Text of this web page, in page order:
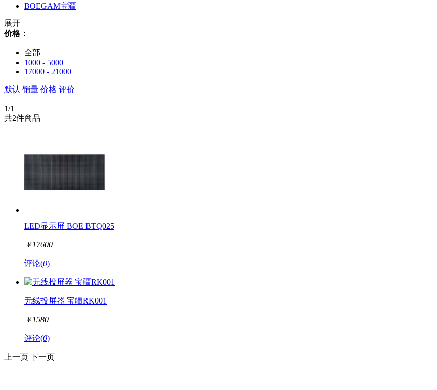
BOEGAM宝疆
展开
价格：
全部
1000 - 5000
17000 - 21000
默认 销量 价格 评价
1/1
共2件商品
LED显示屏 BOE BTQ025
￥17600
评论(0)
无线投屏器 宝疆RK001
￥1580
评论(0)
上一页 下一页